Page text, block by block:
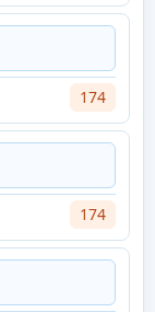
174
174